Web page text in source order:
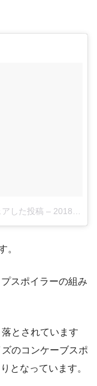
した投稿 – 2018年 4月月18日午前6時09分PDT
。
スポイラーの組み
とされています
のコンケーブスポ
となっています。